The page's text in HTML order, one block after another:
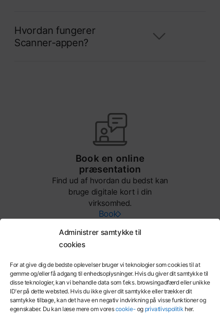
Administrer samtykke til
cookies
For at give dig de bedste oplevelser bruger vi teknologier som cookies til at
gemme og/eller få adgang til enhedsoplysninger. Hvis du giver dit samtykke til
disse teknologier, kan vi behandle data som f.eks. browsingadfærd eller unikke
ID'er på dette websted. Hvis du ikke giver dit samtykke eller trækker dit
samtykke tilbage, kan det have en negativ indvirkning på visse funktioner og
egenskaber. Du kan læse mere om vorescookie- og privatlivspolitik her.
Hvordan fungerer
Scanner-appen?
Book en online
præsentation
Find ud af hvordan du bedst kan
bruge digitale kort i din
virksomhed.
Book
Funktioner Korttyper
Beregner